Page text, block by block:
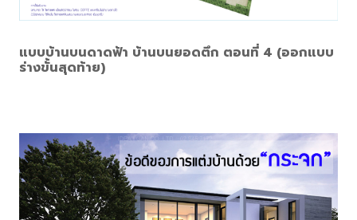
แบบบ้านบนดาดฟ้า บ้านบนยอดตึก ตอนที่ 4 (ออกแบบ
ร่างขั้นสุดท้าย)